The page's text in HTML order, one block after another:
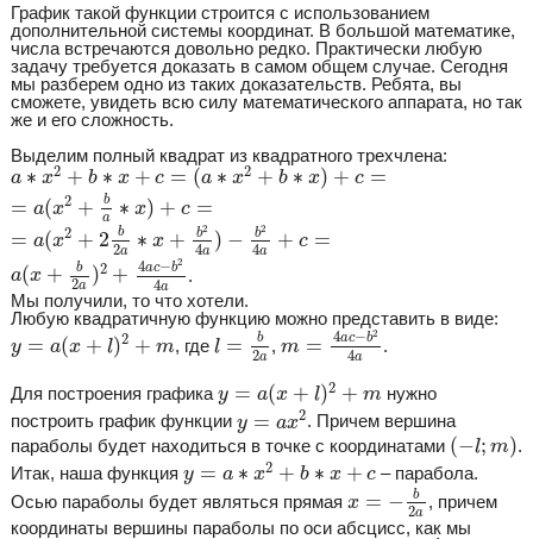
График такой функции строится с использованием
дополнительной системы координат. В большой математике,
числа встречаются довольно редко. Практически любую
задачу требуется доказать в самом общем случае. Сегодня
мы разберем одно из таких доказательств. Ребята, вы
сможете, увидеть всю силу математического аппарата, но так
же и его сложность.
Выделим полный квадрат из квадратного трехчлена:
a ∗ x2 + b ∗ x + c = (a ∗ x2 + b ∗ x) + c =
a∗x2+b∗x+c=( a∗x2+ b∗x)+c=
= a(x2 +
b
a
∗ x) + c =
x 2+ ∗ +
= a(x2 + 2 b
2a ∗ x + b2
4a ) − b2
4a + c =
x 2+ 2 2 a x +b 4a ) 24
a(x + b
2a )2 + 4ac−b2
4a
+ a 2 +4 a b2 4a
Мы получили, то что хотели.
Любую квадратичную функцию можно представить в виде:
y = a(x + l)2 + m
( + +m , где l = b
2a
l =b2a
,m = 4ac−b2
4a
m=4ac−b24a
.
Для построения графика y = a(x + l)2 + m
+ +m
нужно
построить график функции y = ax2
ax
. Причем вершина
параболы будет находиться в точке с координатами (−l; m)
(− ;m
.
Итак, наша функция y = a ∗ x2 + b ∗ x + c
y = +b ∗x
– парабола.
Осью параболы будет являться прямая x = − b
2a
x a
, причем
координаты вершины параболы по оси абсцисс, как мы